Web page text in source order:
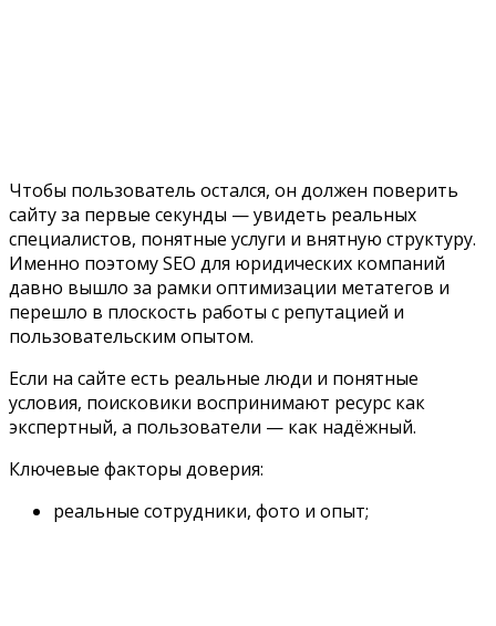
Чтобы пользователь остался, он должен поверить
сайту за первые секунды — увидеть реальных
специалистов, понятные услуги и внятную структуру.
Именно поэтому SEO для юридических компаний
давно вышло за рамки оптимизации метатегов и
перешло в плоскость работы с репутацией и
пользовательским опытом.
Если на сайте есть реальные люди и понятные
условия, поисковики воспринимают ресурс как
экспертный, а пользователи — как надёжный.
Ключевые факторы доверия:
реальные сотрудники, фото и опыт;